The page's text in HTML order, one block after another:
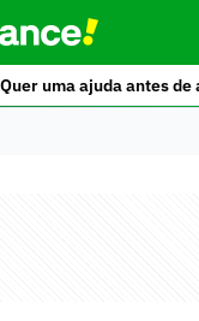
Quer uma ajuda antes de